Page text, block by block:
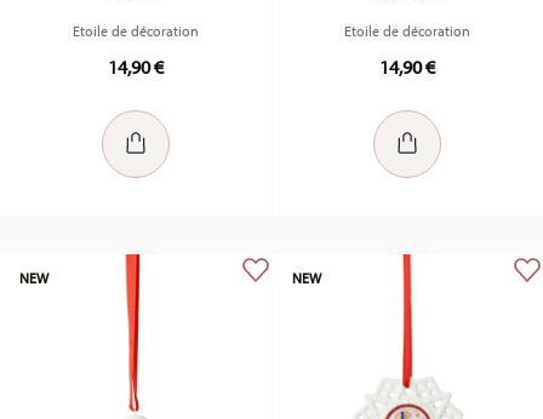
Etoile de décoration
14,90 €
Etoile de décoration
14,90 €
NEW NEW